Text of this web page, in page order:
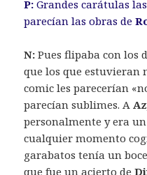
P: Grandes carátulas
parecían las obras de
N: Pues flipaba con los
que los que estuvieran
comic les parecerían
parecían sublimes. A
personalmente y era
cualquier momento
garabatos tenía un
que fue un acierto de